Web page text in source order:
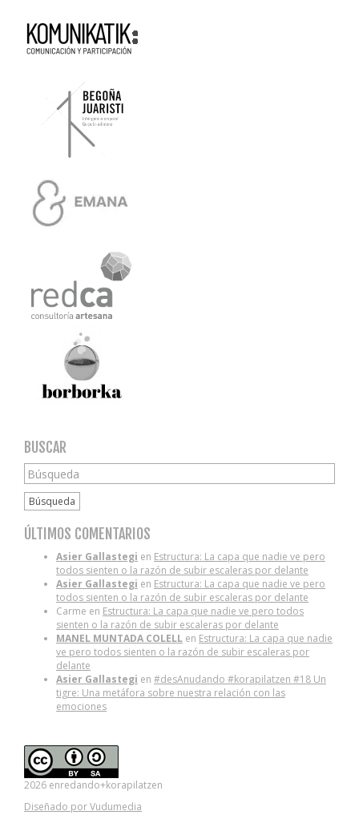
BUSCAR
Búsqueda
ÚLTIMOS COMENTARIOS
Asier Gallastegi en Estructura: La capa que nadie ve pero
todos sienten o la razón de subir escaleras por delante
Asier Gallastegi en Estructura: La capa que nadie ve pero
todos sienten o la razón de subir escaleras por delante
Carme en Estructura: La capa que nadie ve pero todos
sienten o la razón de subir escaleras por delante
MANEL MUNTADA COLELL en Estructura: La capa que nadie
ve pero todos sienten o la razón de subir escaleras por
delante
Asier Gallastegi en #desAnudando #korapilatzen #18 Un
tigre: Una metáfora sobre nuestra relación con las
emociones
2026 enredando+korapilatzen
Diseñado por Vudumedia